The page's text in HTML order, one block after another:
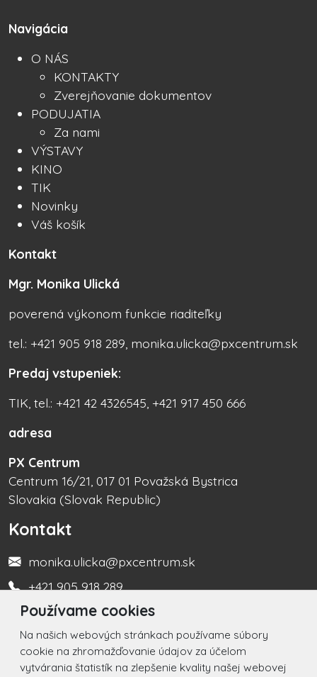
Používame cookies
Na našich webových stránkach používame súbory
cookie na zhromažďovanie údajov za účelom
vytvárania štatistík na zlepšenie kvality našej webovej
Navigácia
O NÁS
KONTAKTY
Zverejňovanie dokumentov
PODUJATIA
Za nami
VÝSTAVY
KINO
TIK
Novinky
Váš košík
Kontakt
Mgr. Monika Ulická
poverená výkonom funkcie riaditeľky
tel.: +421 905 918 289, monika.ulicka@pxcentrum.sk
Predaj vstupeniek:
TIK, tel.: +421 42 4326545, +421 917 450 666
adresa
PX Centrum
Centrum 16/21, 017 01 Považská Bystrica
Slovakia (Slovak Republic)
Kontakt
monika.ulicka@pxcentrum.sk
+421 905 918 289
Turistická informačná kancelária +421 917 450 666
Social